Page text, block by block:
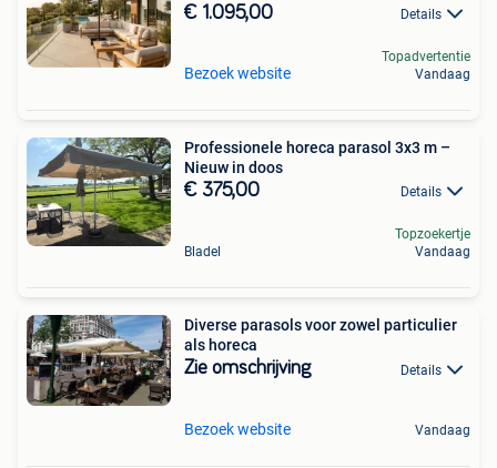
€ 1.095,00 Details
Bezoek website
Topadvertentie
Vandaag
Professionele horeca parasol 3x3 m –
Nieuw in doos
€ 375,00 Details
Bladel
Topzoekertje
Vandaag
Diverse parasols voor zowel particulier
als horeca
Zie omschrijving Details
Bezoek website Vandaag